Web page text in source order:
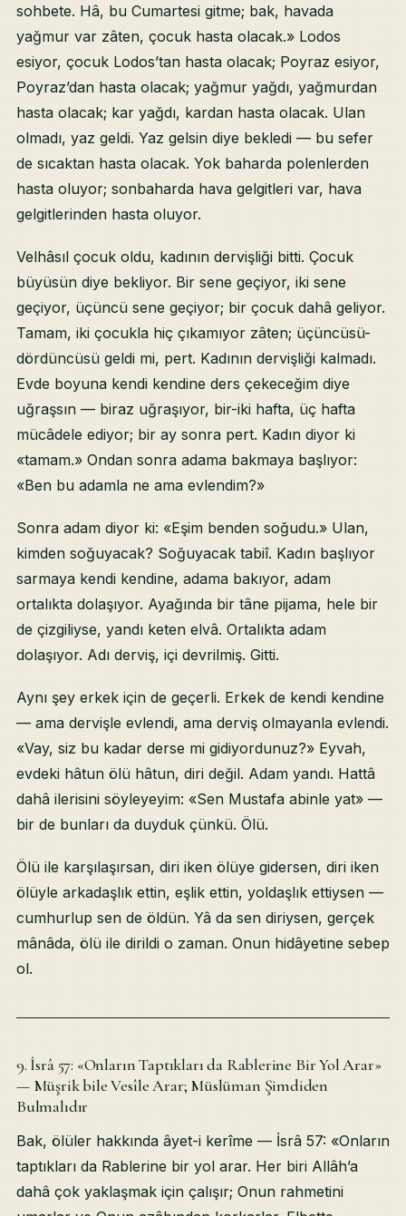
sohbete. Hâ, bu Cumartesi gitme; bak, havada
yağmur var zâten, çocuk hasta olacak.» Lodos
esiyor, çocuk Lodos’tan hasta olacak; Poyraz esiyor,
Poyraz’dan hasta olacak; yağmur yağdı, yağmurdan
hasta olacak; kar yağdı, kardan hasta olacak. Ulan
olmadı, yaz geldi. Yaz gelsin diye bekledi — bu sefer
de sıcaktan hasta olacak. Yok baharda polenlerden
hasta oluyor; sonbaharda hava gelgitleri var, hava
gelgitlerinden hasta oluyor.
Velhâsıl çocuk oldu, kadının dervişliği bitti. Çocuk
büyüsün diye bekliyor. Bir sene geçiyor, iki sene
geçiyor, üçüncü sene geçiyor; bir çocuk dahâ geliyor.
Tamam, iki çocukla hiç çıkamıyor zâten; üçüncüsü-
dördüncüsü geldi mi, pert. Kadının dervişliği kalmadı.
Evde boyuna kendi kendine ders çekeceğim diye
uğraşsın — biraz uğraşıyor, bir-iki hafta, üç hafta
mücâdele ediyor; bir ay sonra pert. Kadın diyor ki
«tamam.» Ondan sonra adama bakmaya başlıyor:
«Ben bu adamla ne ama evlendim?»
Sonra adam diyor ki: «Eşim benden soğudu.» Ulan,
kimden soğuyacak? Soğuyacak tabiî. Kadın başlıyor
sarmaya kendi kendine, adama bakıyor, adam
ortalıkta dolaşıyor. Ayağında bir tâne pijama, hele bir
de çizgiliyse, yandı keten elvâ. Ortalıkta adam
dolaşıyor. Adı derviş, içi devrilmiş. Gitti.
Aynı şey erkek için de geçerli. Erkek de kendi kendine
— ama dervişle evlendi, ama derviş olmayanla evlendi.
«Vay, siz bu kadar derse mi gidiyordunuz?» Eyvah,
evdeki hâtun ölü hâtun, diri değil. Adam yandı. Hattâ
dahâ ilerisini söyleyeyim: «Sen Mustafa abinle yat» —
bir de bunları da duyduk çünkü. Ölü.
Ölü ile karşılaşırsan, diri iken ölüye gidersen, diri iken
ölüyle arkadaşlık ettin, eşlik ettin, yoldaşlık ettiysen —
cumhurlup sen de öldün. Yâ da sen diriysen, gerçek
mânâda, ölü ile dirildi o zaman. Onun hidâyetine sebep
ol.
9. İsrâ 57: «Onların Taptıkları da Rablerine Bir Yol Arar»
— Müşrik bile Vesîle Arar; Müslüman Şimdiden
Bulmalıdır
Bak, ölüler hakkında âyet-i kerîme — İsrâ 57: «Onların
taptıkları da Rablerine bir yol arar. Her biri Allâh’a
dahâ çok yaklaşmak için çalışır; Onun rahmetini